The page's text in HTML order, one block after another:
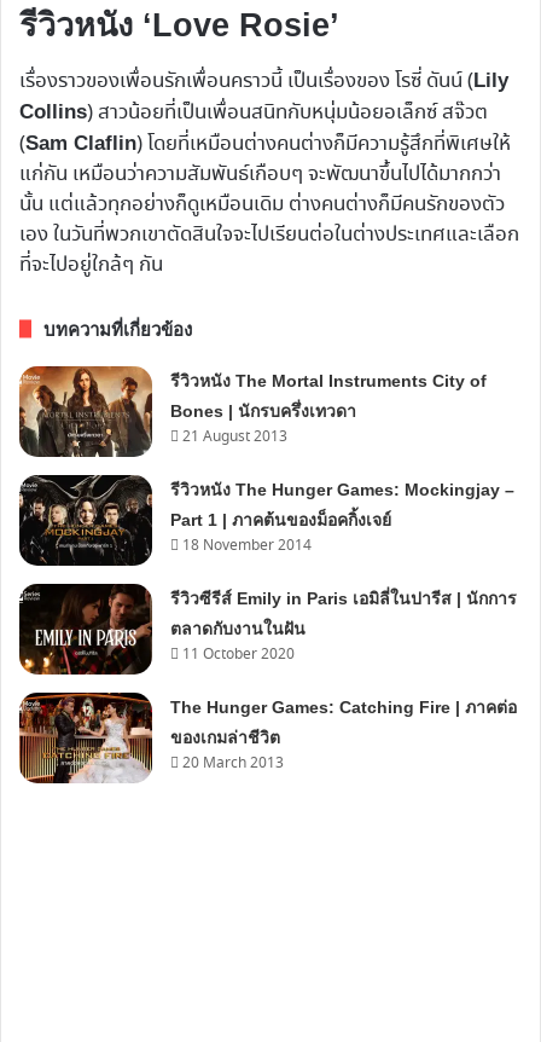
รีวิวหนัง ‘Love Rosie’
เรื่องราวของเพื่อนรักเพื่อนคราวนี้ เป็นเรื่องของ โรซี่ ดันน์ (Lily
Collins) สาวน้อยที่เป็นเพื่อนสนิทกับหนุ่มน้อยอเล็กซ์ สจ๊วต
(Sam Claflin) โดยที่เหมือนต่างคนต่างก็มีความรู้สึกที่พิเศษให้
แก่กัน เหมือนว่าความสัมพันธ์เกือบๆ จะพัฒนาขึ้นไปได้มากกว่า
นั้น แต่แล้วทุกอย่างก็ดูเหมือนเดิม ต่างคนต่างก็มีคนรักของตัว
เอง ในวันที่พวกเขาตัดสินใจจะไปเรียนต่อในต่างประเทศและเลือก
ที่จะไปอยู่ใกล้ๆ กัน
บทความที่เกี่ยวข้อง
รีวิวหนัง The Mortal Instruments City of
Bones | นักรบครึ่งเทวดา
21 August 2013
รีวิวหนัง The Hunger Games: Mockingjay –
Part 1 | ภาคต้นของม็อคกิ้งเจย์
18 November 2014
รีวิวซีรีส์ Emily in Paris เอมิลี่ในปารีส | นักการ
ตลาดกับงานในฝัน
11 October 2020
The Hunger Games: Catching Fire | ภาคต่อ
ของเกมล่าชีวิต
20 March 2013